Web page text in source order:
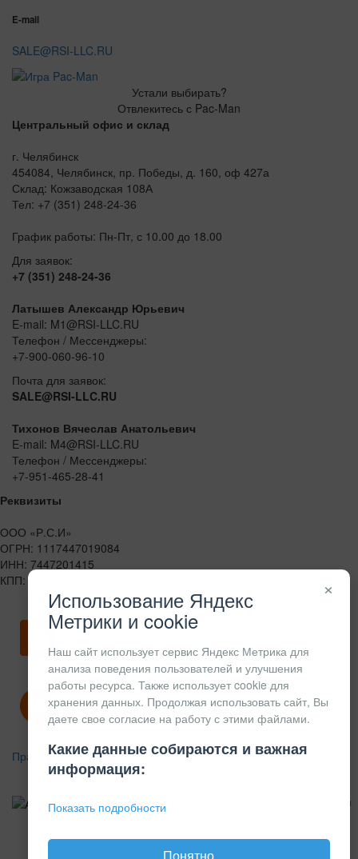
E-mail
SALE@RSI-LLC.RU
Устали выбирать?
Отвлекитесь с Pac-Man
Центральный офис и склад
г. Челябинск
454084, Челябинск, пр. Победы, д. 160, оф 427а
Склад: Кожзаводская 108А
Тел: +7 (351) 248-24-36
График работы: Пн-Пт, с 10.00 до 18.00
Для заявок:
+7 (351) 248-24-36
Латышев Александр Юрьевич
E-mail: M1@RSI-LLC.RU
Телефон / Мессенджеры:
+7-900-060-96-10
Почта для заявок:
SALE@RSI-LLC.RU
Тихонов Вячеслав Анатольевич
E-mail: M4@RSI-LLC.RU
Телефон / Мессенджеры:
+7-951-465-28-41
Реквизиты
ООО «Р.С.И»
ОГРН: 1117447019084
ИНН: 7447201415
КПП: 744701001
Скачать карточку предприятия
Политика конфиденциальности
Правила возврата
КОНСТРУКЦИОННЫЙ
×
Использование Яндекс
Метрики и cookie
Наш сайт использует сервис Яндекс Метрика для
анализа поведения пользователей и улучшения
работы ресурса. Также использует cookie для
хранения данных. Продолжая использовать сайт, Вы
даете свое согласие на работу с этими файлами.
Какие данные собираются и важная
информация:
Показать подробности